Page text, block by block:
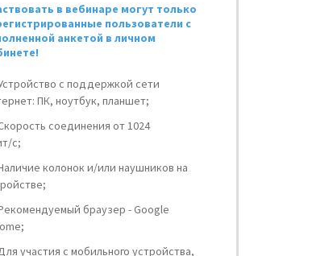
в вебинаре могут только
пользователи с
анкетой в личном
с поддержкой сети
ПК, ноутбук, планшет;
соединения от 1024
с;
колонок и/или наушников на
браузер - Google
участия с мобильного устройства,